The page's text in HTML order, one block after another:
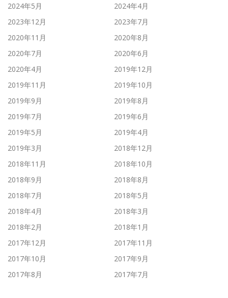
2024年5月
2024年4月
2023年12月
2023年7月
2020年11月
2020年8月
2020年7月
2020年6月
2020年4月
2019年12月
2019年11月
2019年10月
2019年9月
2019年8月
2019年7月
2019年6月
2019年5月
2019年4月
2019年3月
2018年12月
2018年11月
2018年10月
2018年9月
2018年8月
2018年7月
2018年5月
2018年4月
2018年3月
2018年2月
2018年1月
2017年12月
2017年11月
2017年10月
2017年9月
2017年8月
2017年7月